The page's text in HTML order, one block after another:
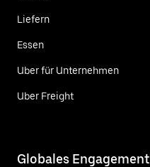
Liefern
Essen
Uber für Unternehmen
Uber Freight
Globales Engagement